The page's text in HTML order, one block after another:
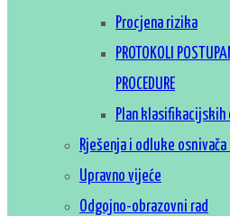
Procjena rizika
PROTOKOLI
PROCEDURE
Plan klasifikacijskih
Rješenja i odluke
Upravno vijeće
Odgojno-obrazovni rad